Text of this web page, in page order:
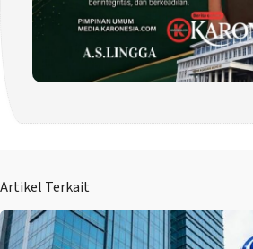
Artikel Terkait